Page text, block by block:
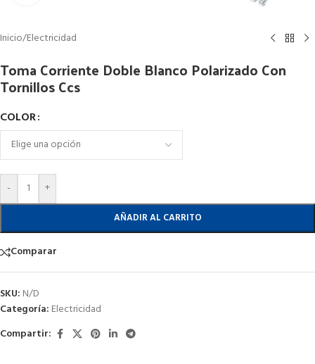
Inicio/Electricidad
Toma Corriente Doble Blanco Polarizado Con
Tornillos Ccs
COLOR
- +
AÑADIR AL CARRITO
Comparar
SKU: N/D
Categoría: Electricidad
Compartir: